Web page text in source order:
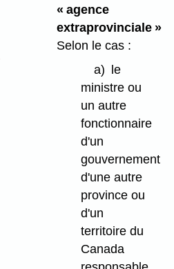
« agence
extraprovinciale »
Selon le cas :
a)
le
ministre ou
un autre
fonctionnaire
d'un
gouvernement
d'une autre
province ou
d'un
territoire du
Canada